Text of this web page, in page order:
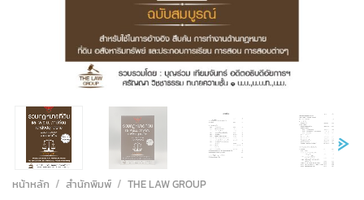
หน้าหลัก / สำนักพิมพ์ / THE LAW GROUP